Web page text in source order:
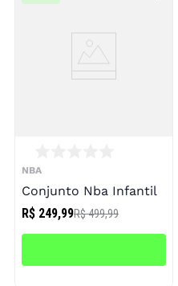
NBA
Conjunto Nba Infantil
R$ 249,99R$ 499,99